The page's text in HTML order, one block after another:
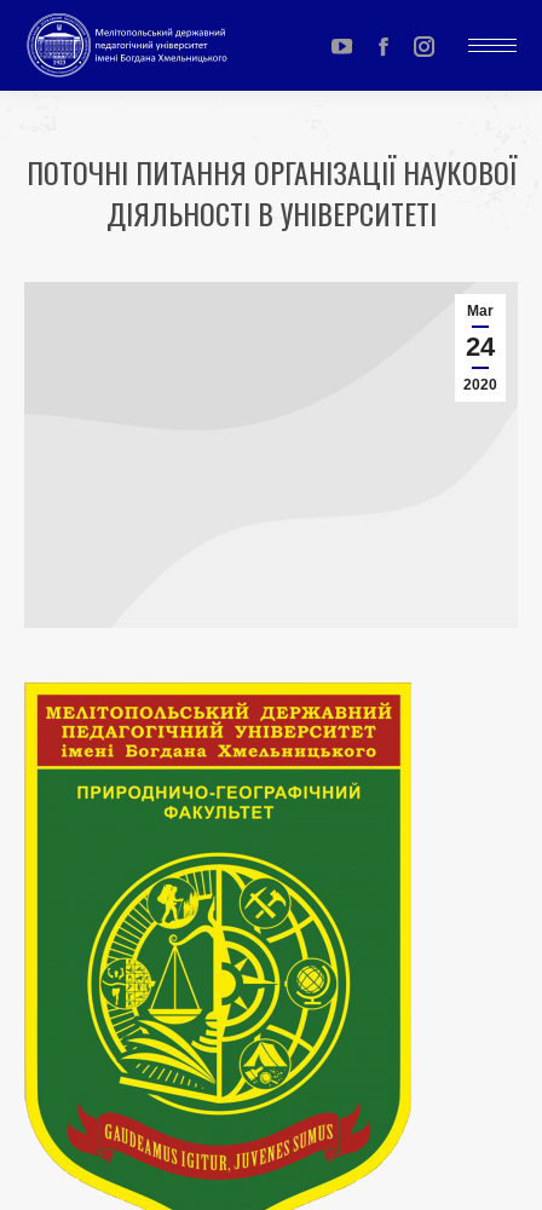
YouTube
page
in
new
Facebook
page
in
new
Instagram
page
in
new
ПОТОЧНІ ПИТАННЯ ОРГАНІЗАЦІЇ НАУКОВОЇ
ДІЯЛЬНОСТІ В УНІВЕРСИТЕТІ
Mar
24
2020